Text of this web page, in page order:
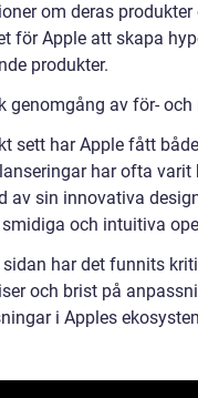
om deras
för Apple att skapa
produkter.
genomgång av för-
sett har Apple fått
har ofta
av sin innovativa
och intuitiva
har det funnits
och brist på
i Apples